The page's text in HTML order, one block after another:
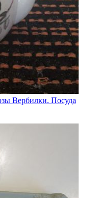
Вербилки. Посуда